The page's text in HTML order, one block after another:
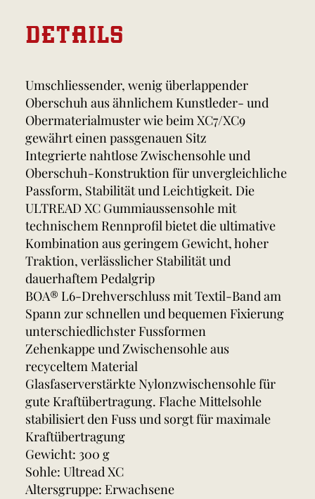
DETAILS
Umschliessender, wenig überlappender
Oberschuh aus ähnlichem Kunstleder- und
Obermaterialmuster wie beim XC7/XC9
gewährt einen passgenauen Sitz
Integrierte nahtlose Zwischensohle und
Oberschuh-Konstruktion für unvergleichliche
Passform, Stabilität und Leichtigkeit. Die
ULTREAD XC Gummiaussensohle mit
technischem Rennprofil bietet die ultimative
Kombination aus geringem Gewicht, hoher
Traktion, verlässlicher Stabilität und
dauerhaftem Pedalgrip
BOA® L6-Drehverschluss mit Textil-Band am
Spann zur schnellen und bequemen Fixierung
unterschiedlichster Fussformen
Zehenkappe und Zwischensohle aus
recyceltem Material
Glasfaserverstärkte Nylonzwischensohle für
gute Kraftübertragung. Flache Mittelsohle
stabilisiert den Fuss und sorgt für maximale
Kraftübertragung
Gewicht: 300 g
Sohle: Ultread XC
Altersgruppe: Erwachsene